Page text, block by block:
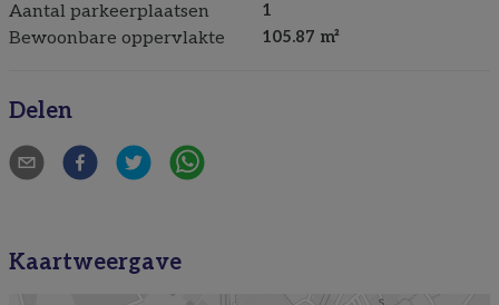
Aantal parkeerplaatsen 1
Bewoonbare oppervlakte 105.87 m²
Delen
Kaartweergave